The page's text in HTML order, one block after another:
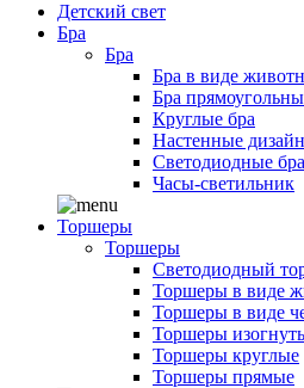
Детский свет
Бра
Бра
Бра в виде
Бра
Круглые бра
Настенные
Светодиодные бра
Часы-светильник
Торшеры
Торшеры
Светодиодный
Торшеры в виде
Торшеры в виде
Торшеры
Торшеры круглые
Торшеры прямые